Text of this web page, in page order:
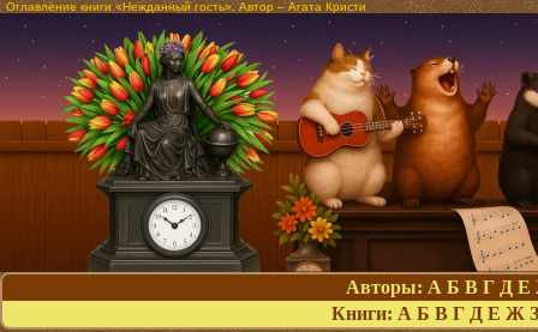
Оглавление книги «Нежданный гость». Автор – Агата Кристи
Авторы: А Б В Г Д Е
Книги: А Б В Г Д Е Ж З